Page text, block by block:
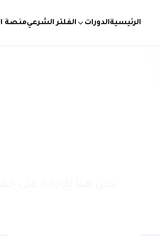
الرئيسيةالدورات الفلتر الشرعيمنصة